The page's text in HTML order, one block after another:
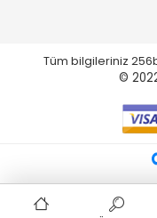
Tüm bilgileriniz
©